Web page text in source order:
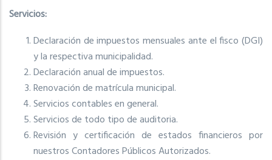
Servicios:
Declaración de impuestos mensuales ante el fisco (DGI)
y la respectiva municipalidad.
Declaración anual de impuestos.
Renovación de matrícula municipal.
Servicios contables en general.
Servicios de todo tipo de auditoria.
Revisión y certificación de estados financieros por
nuestros Contadores Públicos Autorizados.